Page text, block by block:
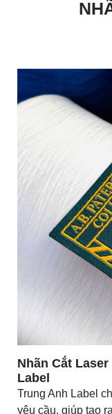
Nhãn Cắt
Label
Trung Anh Label
yêu cầu, giúp tạo